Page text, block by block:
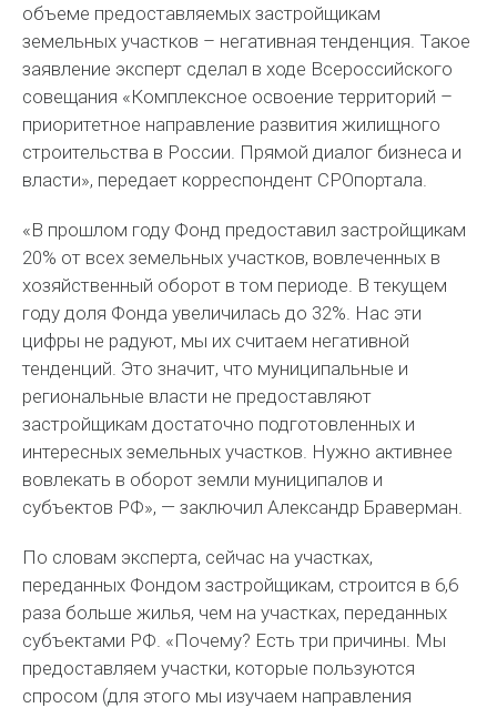
объеме предоставляемых застройщикам
земельных участков – негативная тенденция. Такое
заявление эксперт сделал в ходе Всероссийского
совещания «Комплексное освоение территорий –
приоритетное направление развития жилищного
строительства в России. Прямой диалог бизнеса и
власти», передает корреспондент СРОпортала.
«В прошлом году Фонд предоставил застройщикам
20% от всех земельных участков, вовлеченных в
хозяйственный оборот в том периоде. В текущем
году доля Фонда увеличилась до 32%. Нас эти
цифры не радуют, мы их считаем негативной
тенденций. Это значит, что муниципальные и
региональные власти не предоставляют
застройщикам достаточно подготовленных и
интересных земельных участков. Нужно активнее
вовлекать в оборот земли муниципалов и
субъектов РФ», — заключил Александр Браверман.
По словам эксперта, сейчас на участках,
переданных Фондом застройщикам, строится в 6,6
раза больше жилья, чем на участках, переданных
субъектами РФ. «Почему? Есть три причины. Мы
предоставляем участки, которые пользуются
спросом (для этого мы изучаем направления